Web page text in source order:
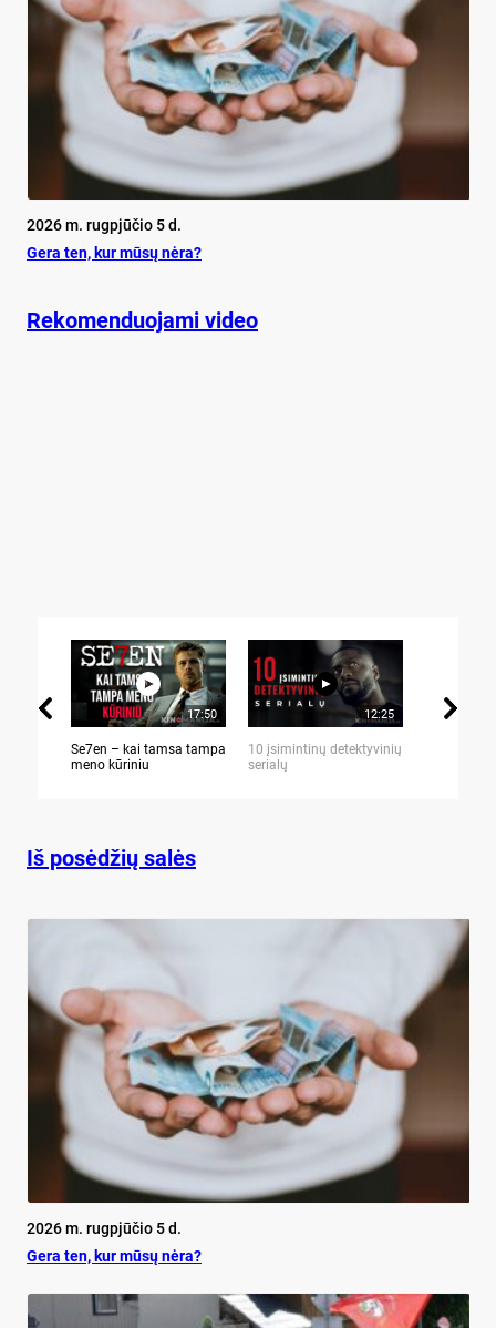
2026 m. rugpjūčio 5 d.
Ge­ra ten, kur mū­sų nė­ra?
Rekomenduojami video
17:50
Se7en – kai tamsa tampa
meno kūriniu
12:25
10 įsimintinų detektyvinių
serialų
Iš posėdžių salės
2026 m. rugpjūčio 5 d.
Ge­ra ten, kur mū­sų nė­ra?